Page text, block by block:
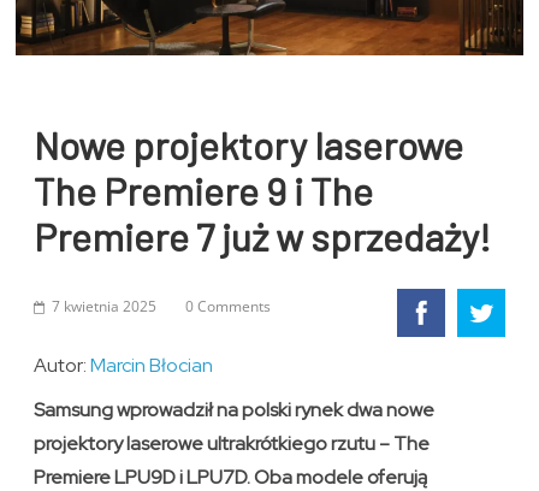
Nowe projektory laserowe
The Premiere 9 i The
Premiere 7 już w sprzedaży!
7 kwietnia 2025 0 Comments
Autor:Marcin Błocian
Samsung wprowadził na polski rynek dwa nowe
projektory laserowe ultrakrótkiego rzutu – The
Premiere LPU9D i LPU7D. Oba modele oferują